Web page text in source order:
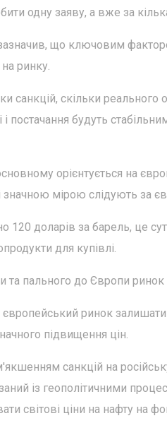
одну заяву, а вже за
що ключовим
на ринку.
санкцій, скільки
постачання будуть
орієнтується на
значною мірою слідують за
доларів за барель, це
для купівлі.
та пального до Європи ринок
ринок
підвищення цін.
санкцій на
із геополітичними
світові ціни на нафту на